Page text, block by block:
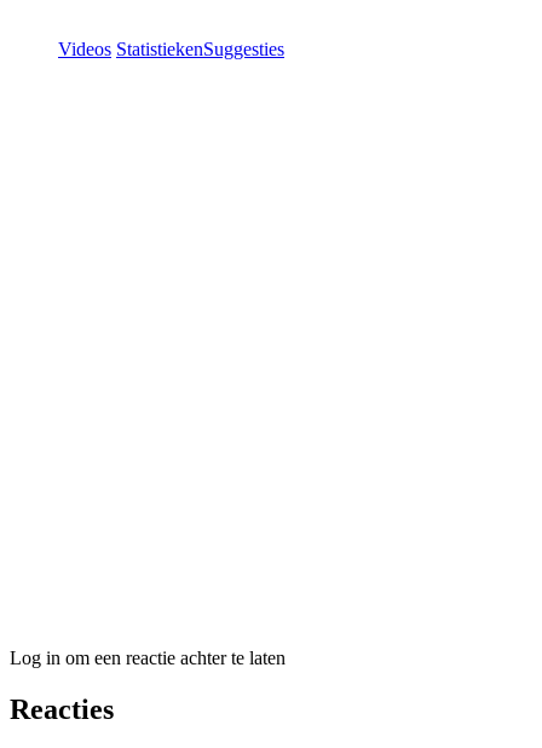
Videos StatistiekenSuggesties
Log in om een reactie achter te laten
Reacties